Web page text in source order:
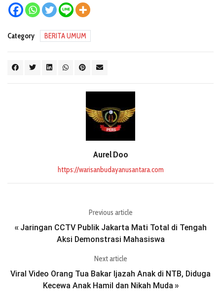
Category BERITA UMUM
Aurel Doo
https://warisanbudayanusantara.com
Previous article
« Jaringan CCTV Publik Jakarta Mati Total di Tengah
Aksi Demonstrasi Mahasiswa
Next article
Viral Video Orang Tua Bakar Ijazah Anak di NTB, Diduga
Kecewa Anak Hamil dan Nikah Muda »